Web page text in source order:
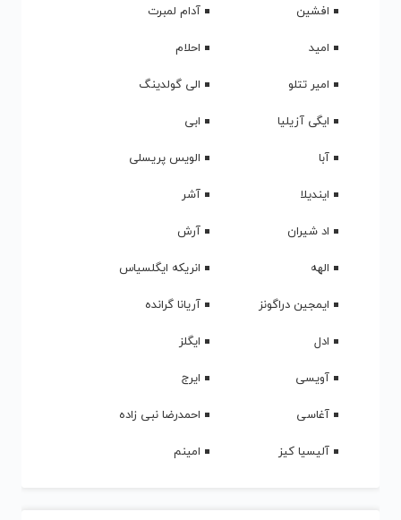
افشین
آدام لمبرت
امید
احلام
امیر تتلو
الی گولدینگ
ایگی آزیلیا
ابی
آبا
الویس پریسلی
ایندیلا
آشر
اد شیران
آرش
الهه
انریکه ایگلسیاس
ایمجین دراگونز
آریانا گرانده
ادل
ایگلز
آویسی
ایرج
آغاسی
احمدرضا نبی زاده
آلیسیا کیز
امینم